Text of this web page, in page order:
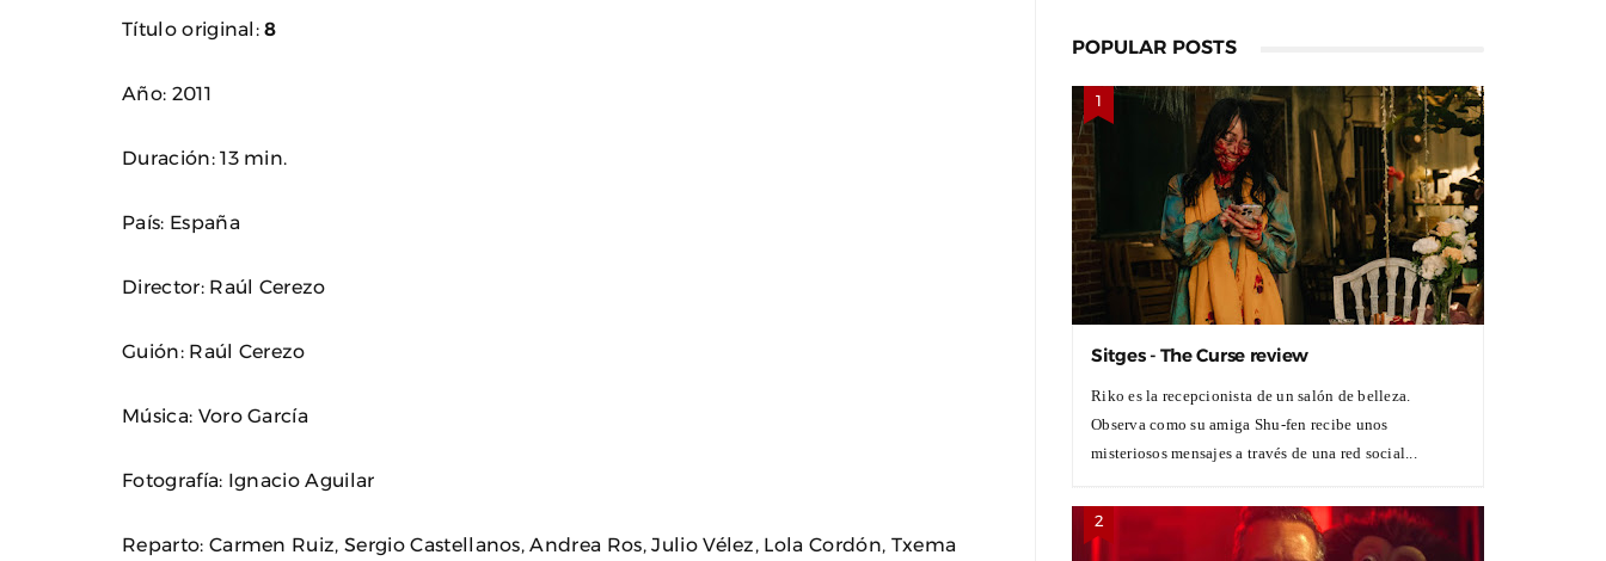
Título original:8
Año: 2011
Duración: 13 min.
País: España
Director: Raúl Cerezo
Guión: Raúl Cerezo
Música: Voro García
Fotografía: Ignacio Aguilar
Reparto: Carmen Ruiz, Sergio Castellanos, Andrea Ros, Julio Vélez, Lola Cordón, Txema
POPULAR POSTS
Sitges - The Curse review
Riko es la recepcionista de un salón de belleza.
Observa como su amiga Shu-fen recibe unos
misteriosos mensajes a través de una red social...